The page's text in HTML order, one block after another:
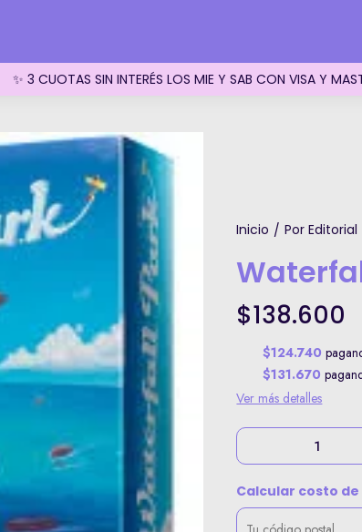
✨ 3 CUOTAS SIN INTERÉS LOS MIE Y SAB CON VISA Y
Inicio / Por Editorial
$138.600
$124.740
$131.670
Ver más detalles
Calcular costo